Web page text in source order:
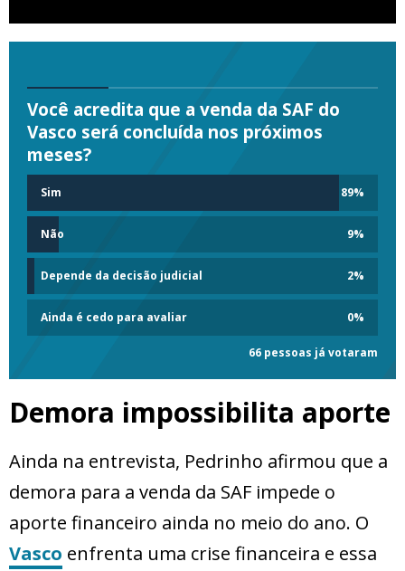
Você acredita que a venda da SAF do
Vasco será concluída nos próximos
meses?
Sim 89%
Não 9%
Depende da decisão judicial 2%
Ainda é cedo para avaliar 0%
66 pessoas já votaram
Demora impossibilita aporte
Ainda na entrevista, Pedrinho afirmou que a
demora para a venda da SAF impede o
aporte financeiro ainda no meio do ano. O
Vasco enfrenta uma crise financeira e essa